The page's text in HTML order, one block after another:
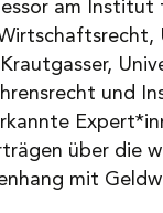
am Institut
und
über die
mit